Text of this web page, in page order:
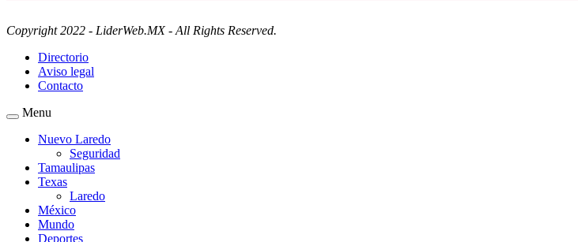
Copyright 2022 - LiderWeb.MX - All Rights Reserved.
Directorio
Aviso legal
Contacto
Menu
Nuevo Laredo
Seguridad
Tamaulipas
Texas
Laredo
México
Mundo
Deportes